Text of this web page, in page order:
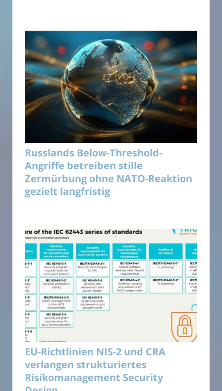
Russlands Below-Threshold-
Angriffe betreiben stille
Zermürbung ohne NATO-Reaktion
gezielt langfristig
EU-Richtlinien NIS-2 und CRA
verlangen strukturiertes
Risikomanagement Security